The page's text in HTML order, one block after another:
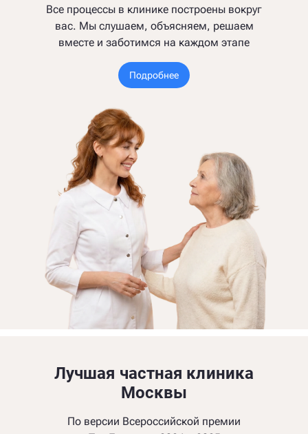
Все процессы в клинике построены вокруг
вас. Мы слушаем, объясняем, решаем
вместе и заботимся на каждом этапе
Подробнее
Лучшая частная клиника
Москвы
По версии Всероссийской премии